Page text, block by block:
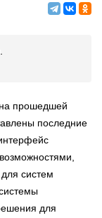
прошедшей
последние
систем
для